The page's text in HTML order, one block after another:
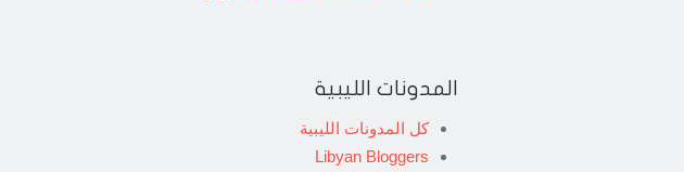
المدونات الليبية
كل المدونات الليبية
Libyan Bloggers